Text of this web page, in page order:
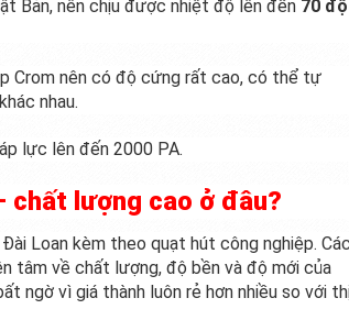
Bản, nên chịu được nhiệt độ lên đến 70 độ
Crom nên có độ cứng rất cao, có thể tự
nhau.
lực lên đến 2000 PA.
chất lượng cao ở đâu?
Loan kèm theo quạt hút công nghiệp.
tâm về chất lượng, độ bền và độ mới của
ngờ vì giá thành luôn rẻ hơn nhiều so với